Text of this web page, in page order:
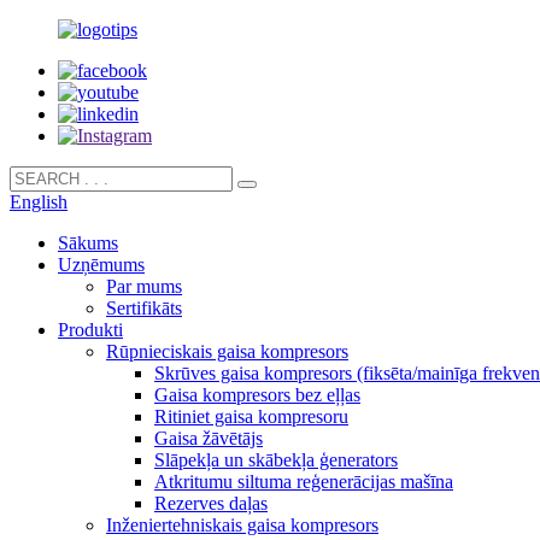
English
Sākums
Uzņēmums
Par mums
Sertifikāts
Produkti
Rūpnieciskais gaisa kompresors
Skrūves gaisa kompresors (fiksēta/mainīga
Gaisa kompresors bez eļļas
Ritiniet gaisa kompresoru
Gaisa žāvētājs
Slāpekļa un skābekļa ģenerators
Atkritumu siltuma reģenerācijas mašīna
Rezerves daļas
Inženiertehniskais gaisa kompresors